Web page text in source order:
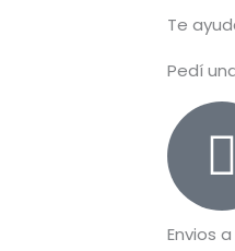
Te
Pedí
Envios